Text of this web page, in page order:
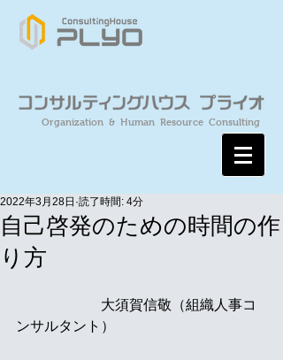
Organization & Human Resource Consulting
自己啓発のための時間の作
り方
2022年3月28日 読了時間: 4分
大須賀信敬（組織人事コ
ンサルタント）